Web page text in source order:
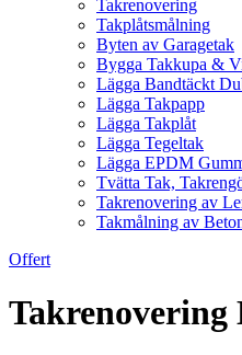
Takrenovering
Takplåtsmålning
Byten av Garagetak
Bygga Takkupa &
Lägga Bandtäckt
Lägga Takpapp
Lägga Takplåt
Lägga Tegeltak
Lägga EPDM
Tvätta Tak,
Takrenovering av
Takmålning av
Offert